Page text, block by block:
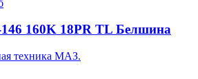
160K 18PR TL Белшина
техника МАЗ.